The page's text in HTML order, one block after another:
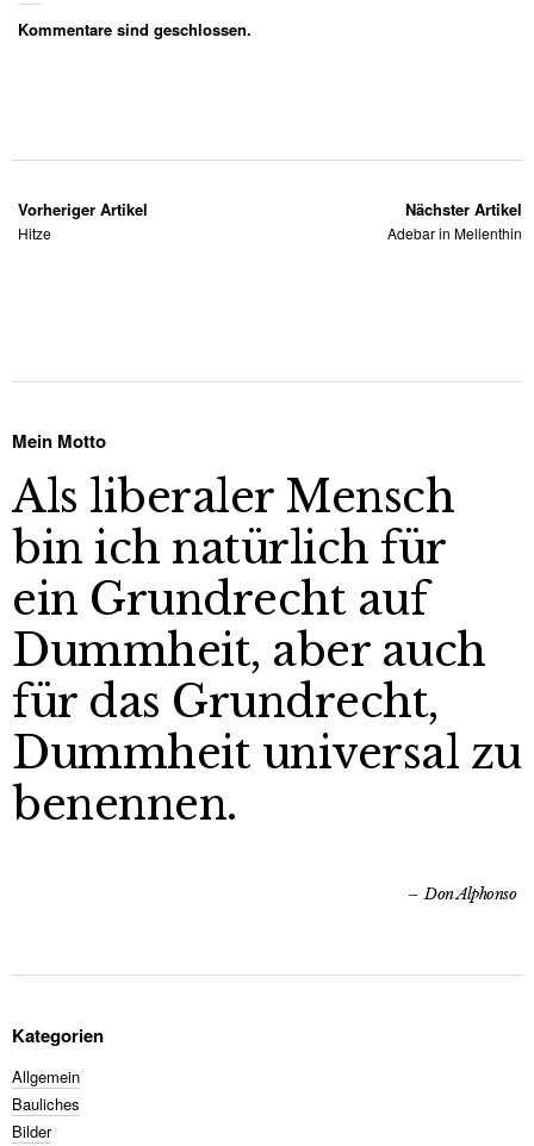
Kommentare sind geschlossen.
Vorheriger Artikel
Hitze
Nächster Artikel
Adebar in Mellenthin
Mein Motto
Als liberaler Mensch
bin ich natürlich für
ein Grundrecht auf
Dummheit, aber auch
für das Grundrecht,
Dummheit universal zu
benennen.
Don Alphonso
Kategorien
Allgemein
Bauliches
Bilder